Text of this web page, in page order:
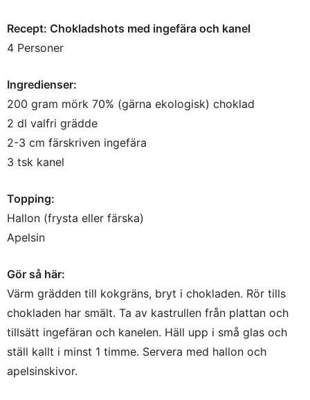
Recept: Chokladshots med ingefära och kanel
4 Personer
Ingredienser:
200 gram mörk 70% (gärna ekologisk) choklad
2 dl valfri grädde
2-3 cm färskriven ingefära
3 tsk kanel
Topping:
Hallon (frysta eller färska)
Apelsin
Gör så här:
Värm grädden till kokgräns, bryt i chokladen. Rör tills
chokladen har smält. Ta av kastrullen från plattan och
tillsätt ingefäran och kanelen. Häll upp i små glas och
ställ kallt i minst 1 timme. Servera med hallon och
apelsinskivor.